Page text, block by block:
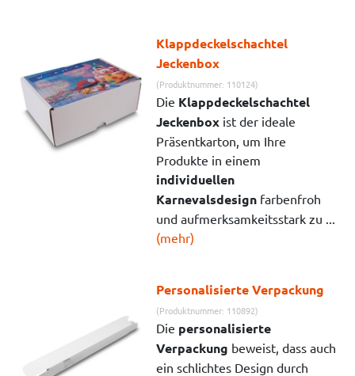
Klappdeckelschachtel
Jeckenbox
(Produktnummer: 110124)
Die Klappdeckelschachtel
Jeckenbox ist der ideale
Präsentkarton, um Ihre
Produkte in einem
individuellen
Karnevalsdesign farbenfroh
und aufmerksamkeitsstark zu ...
(mehr)
Personalisierte Verpackung
(Produktnummer: 110892)
Die personalisierte
Verpackung beweist, dass auch
ein schlichtes Design durch